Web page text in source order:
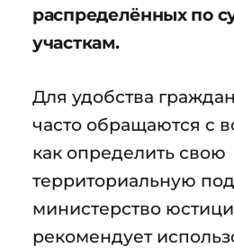
распределённых по
участкам.
Для удобства
часто обращаются с
как определить свою
территориальную
министерство
рекомендует